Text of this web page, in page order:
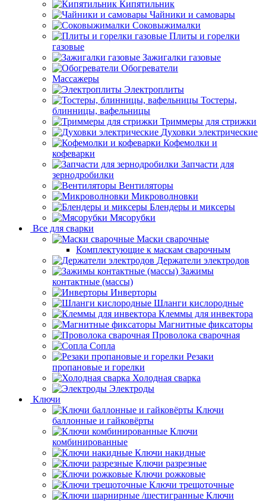
Кипятильник
Чайники и самовары
Соковыжималки
Плиты и горелки
газовые
Зажигалки газовые
Обогреватели
Массажеры
Электроплиты
Тостеры,
блинницы, вафельницы
Триммеры для стрижки
Духовки электрические
Кофемолки и
кофеварки
Запчасти для
зернодробилки
Вентиляторы
Микроволновки
Блендеры и миксеры
Мясорубки
Все для сварки
Маски сварочные
Комплектующие к маскам сварочным
Держатели электродов
Зажимы
контактные (массы)
Инверторы
Шланги кислородные
Клеммы для инвектора
Магнитные фиксаторы
Проволока сварочная
Сопла
Резаки
пропановые и горелки
Холодная сварка
Электроды
Ключи
Ключи
баллонные и гайковёрты
Ключи
комбинированные
Ключи накидные
Ключи разрезные
Ключи рожковые
Ключи трещоточные
Ключи